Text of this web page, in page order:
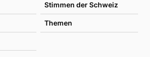
Stimmen der Schweiz
Themen